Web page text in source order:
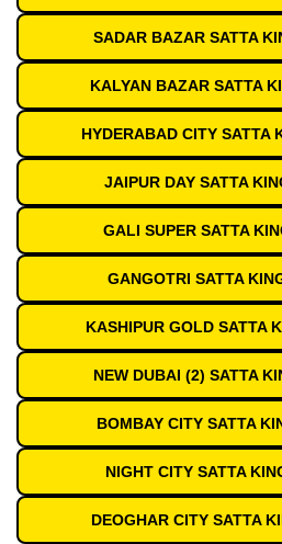
SADAR BAZAR SATTA
KALYAN BAZAR SATTA
HYDERABAD CITY SATTA
JAIPUR DAY SATTA
GALI SUPER SATTA
GANGOTRI SATTA
KASHIPUR GOLD SATTA
NEW DUBAI (2) SATTA
BOMBAY CITY SATTA
NIGHT CITY SATTA
DEOGHAR CITY SATTA